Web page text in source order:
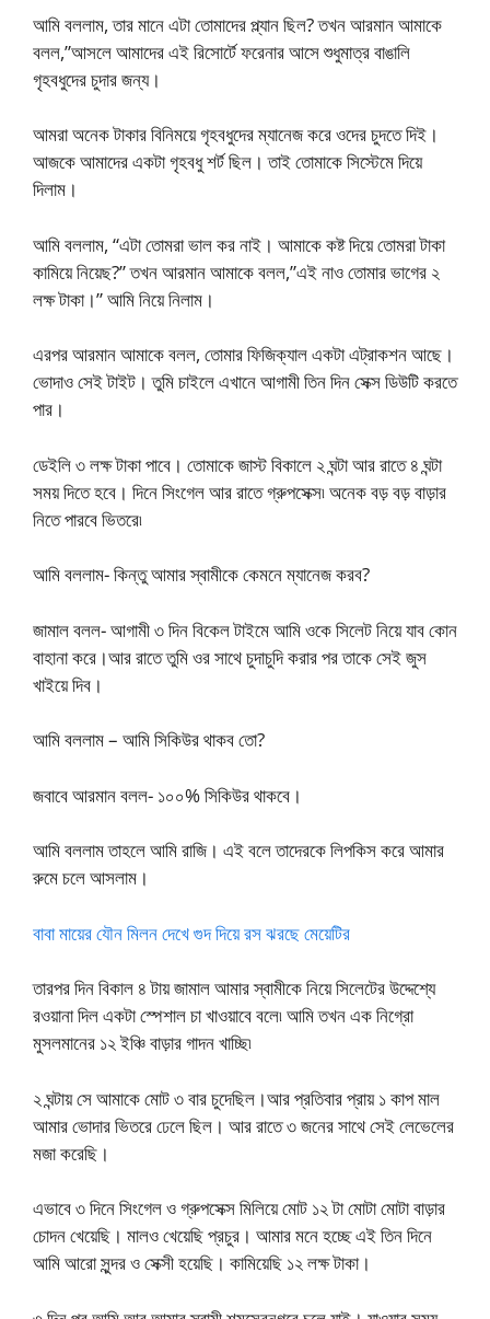
আমি বললাম, তার মানে এটা তোমাদের প্ল্যান ছিল? তখন আরমান আমাকে
বলল,”আসলে আমাদের এই রিসোর্টে ফরেনার আসে শুধুমাত্র বাঙালি
গৃহবধুদের চুদার জন্য।
আমরা অনেক টাকার বিনিময়ে গৃহবধুদের ম্যানেজ করে ওদের চুদতে দিই।
আজকে আমাদের একটা গৃহবধু শর্ট ছিল। তাই তোমাকে সিস্টেমে দিয়ে
দিলাম।
আমি বললাম, “এটা তোমরা ভাল কর নাই। আমাকে কষ্ট দিয়ে তোমরা টাকা
কামিয়ে নিয়েছ?” তখন আরমান আমাকে বলল,”এই নাও তোমার ভাগের ২
লক্ষ টাকা।” আমি নিয়ে নিলাম।
এরপর আরমান আমাকে বলল, তোমার ফিজিক্যাল একটা এট্রাকশন আছে।
ভোদাও সেই টাইট। তুমি চাইলে এখানে আগামী তিন দিন সেক্স ডিউটি করতে
পার।
ডেইলি ৩ লক্ষ টাকা পাবে। তোমাকে জাস্ট বিকালে ২ ঘন্টা আর রাতে ৪ ঘন্টা
সময় দিতে হবে। দিনে সিংগেল আর রাতে গ্রুপসেক্স৷ অনেক বড় বড় বাড়ার
নিতে পারবে ভিতরে৷
আমি বললাম- কিন্তু আমার স্বামীকে কেমনে ম্যানেজ করব?
জামাল বলল- আগামী ৩ দিন বিকেল টাইমে আমি ওকে সিলেট নিয়ে যাব কোন
বাহানা করে।আর রাতে তুমি ওর সাথে চুদাচুদি করার পর তাকে সেই জুস
খাইয়ে দিব।
আমি বললাম – আমি সিকিউর থাকব তো?
জবাবে আরমান বলল- ১০০% সিকিউর থাকবে।
আমি বললাম তাহলে আমি রাজি। এই বলে তাদেরকে লিপকিস করে আমার
রুমে চলে আসলাম।
বাবা মায়ের যৌন মিলন দেখে গুদ দিয়ে রস ঝরছে মেয়েটির
তারপর দিন বিকাল ৪ টায় জামাল আমার স্বামীকে নিয়ে সিলেটের উদ্দেশ্যে
রওয়ানা দিল একটা স্পেশাল চা খাওয়াবে বলে৷ আমি তখন এক নিগ্রো
মুসলমানের ১২ ইঞ্চি বাড়ার গাদন খাচ্ছি৷
২ ঘন্টায় সে আমাকে মোট ৩ বার চুদেছিল।আর প্রতিবার প্রায় ১ কাপ মাল
আমার ভোদার ভিতরে ঢেলে ছিল। আর রাতে ৩ জনের সাথে সেই লেভেলের
মজা করেছি।
এভাবে ৩ দিনে সিংগেল ও গ্রুপসেক্স মিলিয়ে মোট ১২ টা মোটা মোটা বাড়ার
চোদন খেয়েছি। মালও খেয়েছি প্রচুর। আমার মনে হচ্ছে এই তিন দিনে
আমি আরো সুন্দর ও সেক্সী হয়েছি। কামিয়েছি ১২ লক্ষ টাকা।